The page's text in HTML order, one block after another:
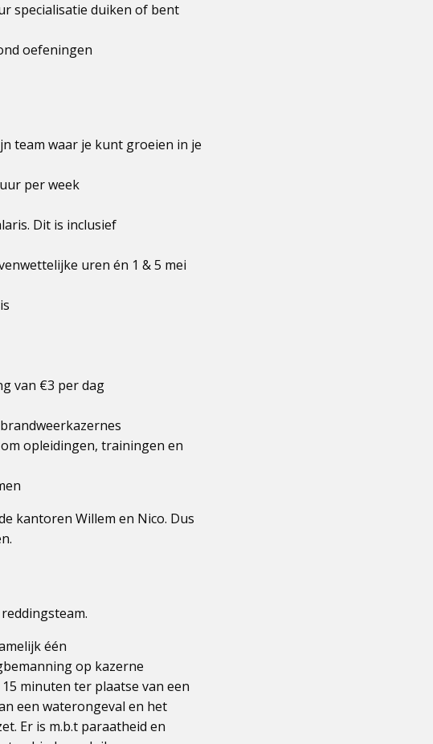
specialisatie duiken of bent
oefeningen
team waar je kunt groeien in je
per week
Dit is inclusief
uren én 1 & 5 mei
van €3 per dag
opleidingen, trainingen en
kantoren Willem en Nico. Dus
één
op kazerne
minuten ter plaatse van een
een waterongeval en het
Er is m.b.t paraatheid en